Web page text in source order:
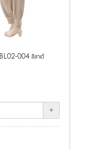
004 สีลาเต้
+